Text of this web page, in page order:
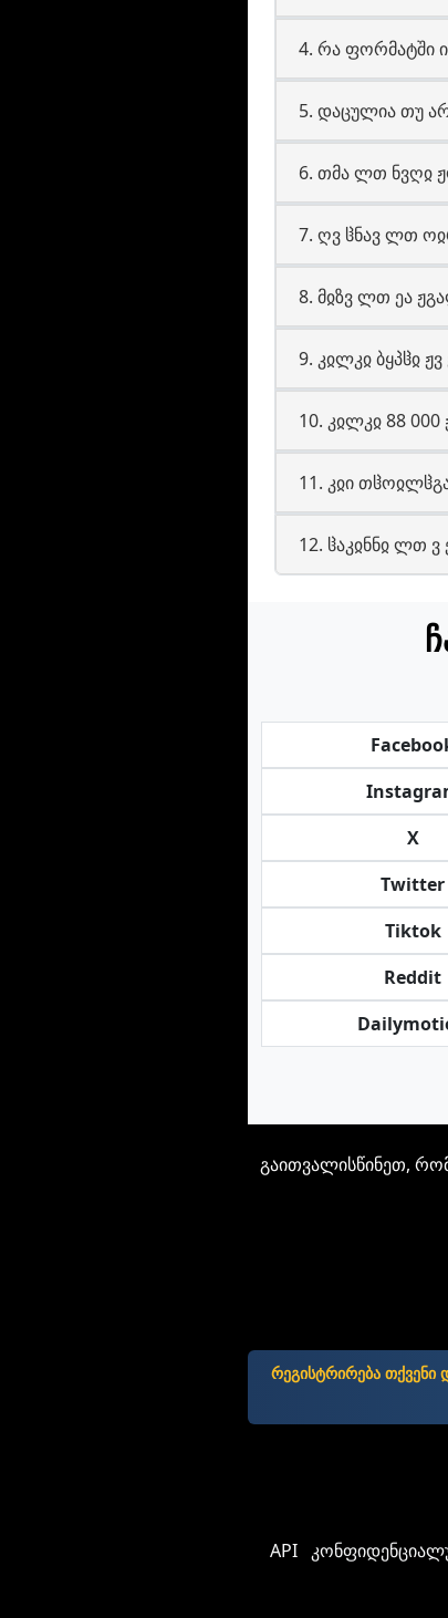
4. რა ფორმატში
5. დაცულია თუ
6. თმა ლთ ნვღჲ
7. ღვ ჱნავ ლთ
8. მჲზვ ლთ ეა
9. კჲლკჲ ბყპჱჲ
10. კჲლკჲ 88 000
11. კჲი
12. ჱაკჲნნჲ ლთ ვ
X
Twitter
Tiktok
Reddit
გაითვალისწინეთ,
რეგისტრირება თქვენი
API